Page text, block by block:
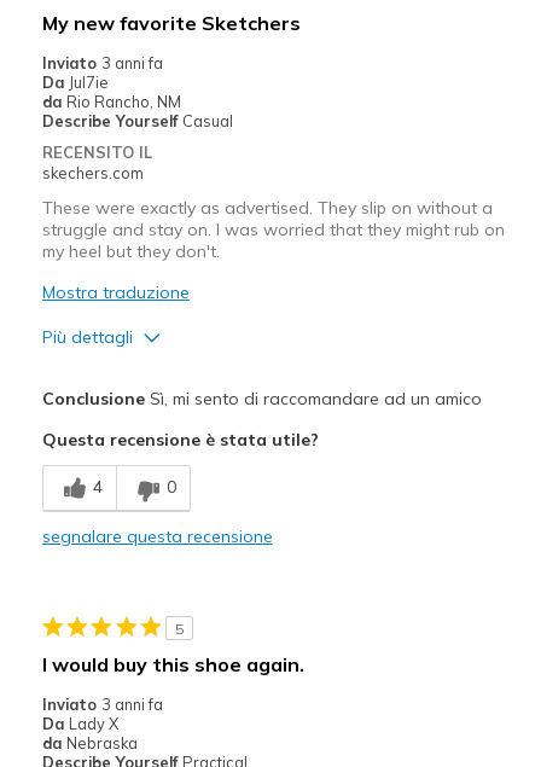
Travel
Width
Sizing
View On Shoes
Shoes are for Wearing
My new favorite Sketchers
Inviato 3 anni fa
Da Jul7ie
da Rio Rancho, NM
Describe Yourself Casual
RECENSITO IL
skechers.com
These were exactly as advertised. They slip on without a
struggle and stay on. I was worried that they might rub on
my heel but they don't.
Mostra traduzione
Più dettagli
Breathe Well
Comfortable
Casual Wear
Width
ConclusioneSì, mi sento di raccomandare ad un amico
Questa recensione è stata utile?
4 0
segnalare questa recensione
5
I would buy this shoe again.
Inviato 3 anni fa
Da Lady X
da Nebraska
Describe Yourself Practical